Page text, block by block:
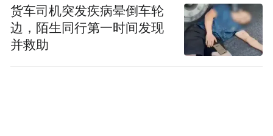
货车司机突发疾病晕倒车轮
边，陌生同行第一时间发现
并救助